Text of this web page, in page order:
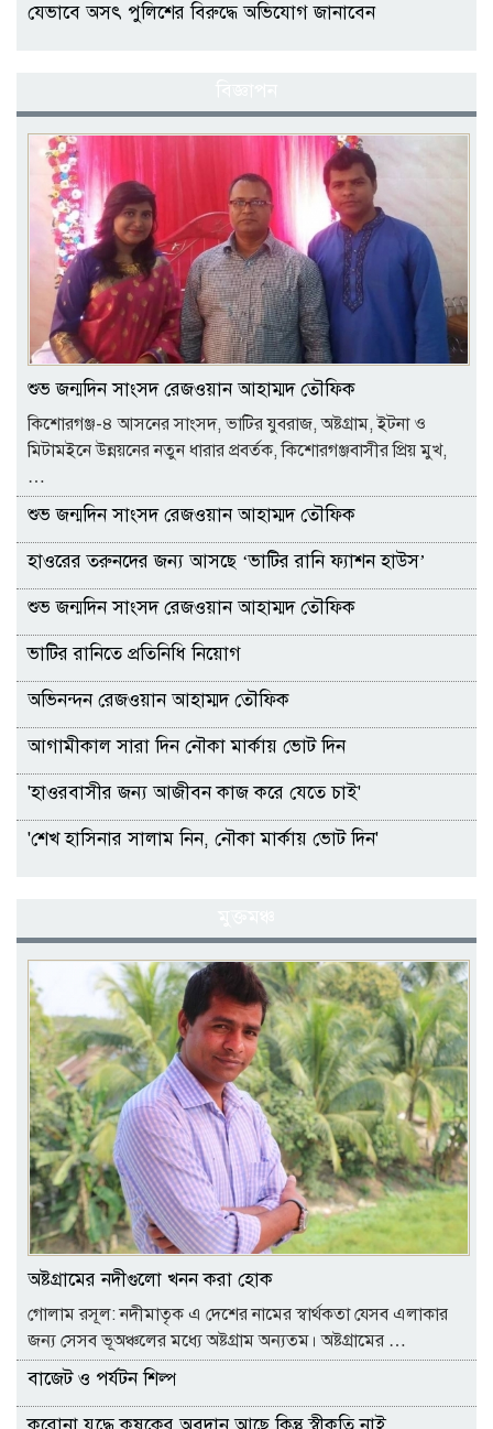
যেভাবে অসৎ পুলিশের বিরুদ্ধে অভিযোগ জানাবেন
শুভ জন্মদিন সাংসদ রেজওয়ান আহাম্মদ তৌফিক
কিশোরগঞ্জ-৪ আসনের সাংসদ, ভাটির যুবরাজ, অষ্টগ্রাম, ইটনা ও
মিটামইনে উন্নয়নের নতুন ধারার প্রবর্তক, কিশোরগঞ্জবাসীর প্রিয় মুখ,
…
শুভ জন্মদিন সাংসদ রেজওয়ান আহাম্মদ তৌফিক
হাওরের তরুনদের জন্য আসছে ‘ভাটির রানি ফ্যাশন হাউস’
শুভ জন্মদিন সাংসদ রেজওয়ান আহাম্মদ তৌফিক
ভাটির রানিতে প্রতিনিধি নিয়োগ
অভিনন্দন রেজওয়ান আহাম্মদ তৌফিক
আগামীকাল সারা দিন নৌকা মার্কায় ভোট দিন
'হাওরবাসীর জন্য আজীবন কাজ করে যেতে চাই'
'শেখ হাসিনার সালাম নিন, নৌকা মার্কায় ভোট দিন'
অষ্টগ্রামের নদীগুলো খনন করা হোক
গোলাম রসূল: নদীমাতৃক এ দেশের নামের স্বার্থকতা যেসব এলাকার
জন্য সেসব ভূঅঞ্চলের মধ্যে অষ্টগ্রাম অন্যতম। অষ্টগ্রামের …
বাজেট ও পর্যটন শিল্প